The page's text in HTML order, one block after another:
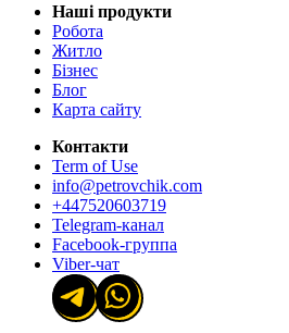
Наші продукти
Робота
Житло
Бізнес
Блог
Карта сайту
Контакти
Term of Use
info@petrovchik.com
+447520603719
Telegram-канал
Facebook-группа
Viber-чат